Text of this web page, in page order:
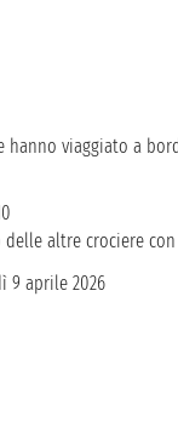
hanno viaggiato a
altre crociere
9 aprile 2026